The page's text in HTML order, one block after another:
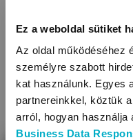
Ez a weboldal sütiket
Az oldal működéséhez
személyre szabott
kat használunk. Egyes
partnereinkkel, köztük
arról, hogyan használja
Business Data